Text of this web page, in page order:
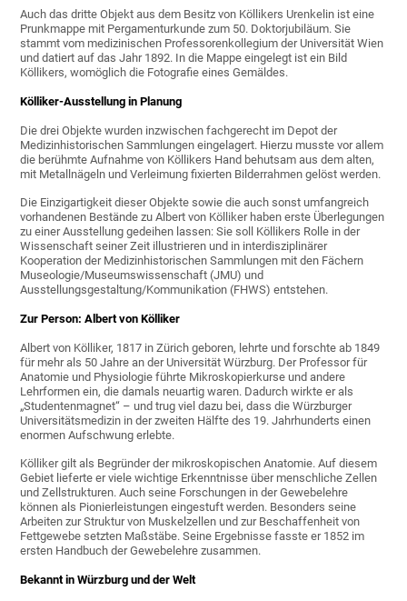
Auch das dritte Objekt aus dem Besitz von Köllikers Urenkelin ist eine
Prunkmappe mit Pergamenturkunde zum 50. Doktorjubiläum. Sie
stammt vom medizinischen Professorenkollegium der Universität Wien
und datiert auf das Jahr 1892. In die Mappe eingelegt ist ein Bild
Köllikers, womöglich die Fotografie eines Gemäldes.
Kölliker-Ausstellung in Planung
Die drei Objekte wurden inzwischen fachgerecht im Depot der
Medizinhistorischen Sammlungen eingelagert. Hierzu musste vor allem
die berühmte Aufnahme von Köllikers Hand behutsam aus dem alten,
mit Metallnägeln und Verleimung fixierten Bilderrahmen gelöst werden.
Die Einzigartigkeit dieser Objekte sowie die auch sonst umfangreich
vorhandenen Bestände zu Albert von Kölliker haben erste Überlegungen
zu einer Ausstellung gedeihen lassen: Sie soll Köllikers Rolle in der
Wissenschaft seiner Zeit illustrieren und in interdisziplinärer
Kooperation der Medizinhistorischen Sammlungen mit den Fächern
Museologie/Museumswissenschaft (JMU) und
Ausstellungsgestaltung/Kommunikation (FHWS) entstehen.
Zur Person: Albert von Kölliker
Albert von Kölliker, 1817 in Zürich geboren, lehrte und forschte ab 1849
für mehr als 50 Jahre an der Universität Würzburg. Der Professor für
Anatomie und Physiologie führte Mikroskopierkurse und andere
Lehrformen ein, die damals neuartig waren. Dadurch wirkte er als
„Studentenmagnet“ – und trug viel dazu bei, dass die Würzburger
Universitätsmedizin in der zweiten Hälfte des 19. Jahrhunderts einen
enormen Aufschwung erlebte.
Kölliker gilt als Begründer der mikroskopischen Anatomie. Auf diesem
Gebiet lieferte er viele wichtige Erkenntnisse über menschliche Zellen
und Zellstrukturen. Auch seine Forschungen in der Gewebelehre
können als Pionierleistungen eingestuft werden. Besonders seine
Arbeiten zur Struktur von Muskelzellen und zur Beschaffenheit von
Fettgewebe setzten Maßstäbe. Seine Ergebnisse fasste er 1852 im
ersten Handbuch der Gewebelehre zusammen.
Bekannt in Würzburg und der Welt